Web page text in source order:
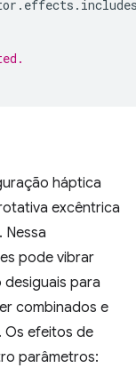
. effects .
háptica
excêntrica
Nessa
pode vibrar
para
combinados e
Os efeitos de
parâmetros: